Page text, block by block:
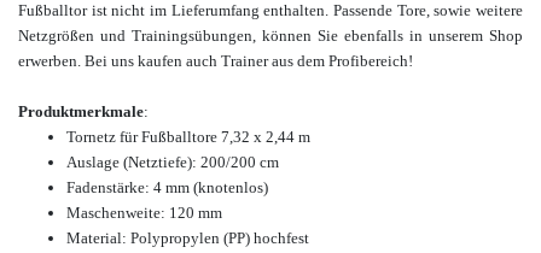
Fußballtor ist nicht im Lieferumfang enthalten. Passende Tore, sowie weitere
Netzgrößen und Trainingsübungen, können Sie ebenfalls in unserem Shop
erwerben. Bei uns kaufen auch Trainer aus dem Profibereich!
Produktmerkmale:
Tornetz für Fußballtore 7,32 x 2,44 m
Auslage (Netztiefe): 200/200 cm
Fadenstärke: 4 mm (knotenlos)
Maschenweite: 120 mm
Material: Polypropylen (PP) hochfest